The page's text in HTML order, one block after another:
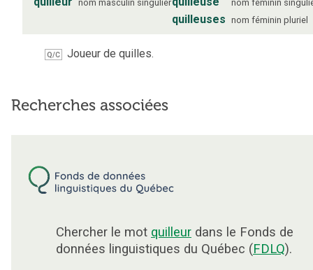
nom masculin singulier nom féminin
quilleuses nom féminin pluriel
Q/C Joueur de quilles.
Recherches associées
Chercher le mot quilleur dans le Fonds de
données linguistiques du Québec (FDLQ).